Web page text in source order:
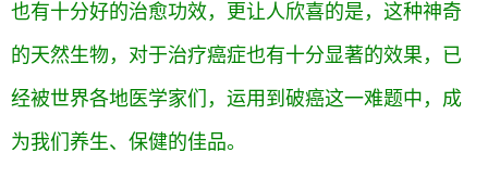
也有十分好的治愈功效，更让人欣喜的是，这种神奇
的天然生物，对于治疗癌症也有十分显著的效果，已
经被世界各地医学家们，运用到破癌这一难题中，成
为我们养生、保健的佳品。